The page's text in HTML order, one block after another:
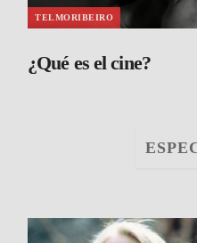
TELMORIBEIRO
¿Qué es el cine?